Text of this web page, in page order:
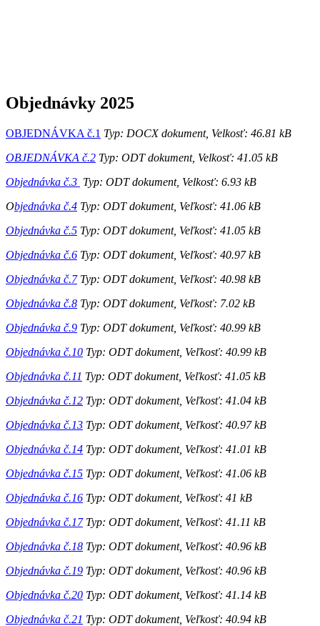
Objednávky 2025
OBJEDNÁVKA č.1 Typ: DOCX dokument, Velkosť: 46.81 kB
OBJEDNÁVKA č.2 Typ: ODT dokument, Velkosť: 41.05 kB
Objednávka č.3 Typ: ODT dokument, Velkosť: 6.93 kB
Objednávka č.4 Typ: ODT dokument, Veľkosť: 41.06 kB
Objednávka č.5 Typ: ODT dokument, Veľkosť: 41.05 kB
Objednávka č.6 Typ: ODT dokument, Veľkosť: 40.97 kB
Objednávka č.7Typ: ODT dokument, Veľkosť: 40.98 kB
Objednávka č.8 Typ: ODT dokument, Veľkosť: 7.02 kB
Objednávka č.9 Typ: ODT dokument, Veľkosť: 40.99 kB
Objednávka č.10 Typ: ODT dokument, Veľkosť: 40.99 kB
Objednávka č.11 Typ: ODT dokument, Veľkosť: 41.05 kB
Objednávka č.12 Typ: ODT dokument, Veľkosť: 41.04 kB
Objednávka č.13 Typ: ODT dokument, Veľkosť: 40.97 kB
Objednávka č.14 Typ: ODT dokument, Veľkosť: 41.01 kB
Objednávka č.15 Typ: ODT dokument, Veľkosť: 41.06 kB
Objednávka č.16 Typ: ODT dokument, Veľkosť: 41 kB
Objednávka č.17Typ: ODT dokument, Veľkosť: 41.11 kB
Objednávka č.18 Typ: ODT dokument, Veľkosť: 40.96 kB
Objednávka č.19 Typ: ODT dokument, Veľkosť: 40.96 kB
Objednávka č.20 Typ: ODT dokument, Veľkosť: 41.14 kB
Objednávka č.21 Typ: ODT dokument, Veľkosť: 40.94 kB